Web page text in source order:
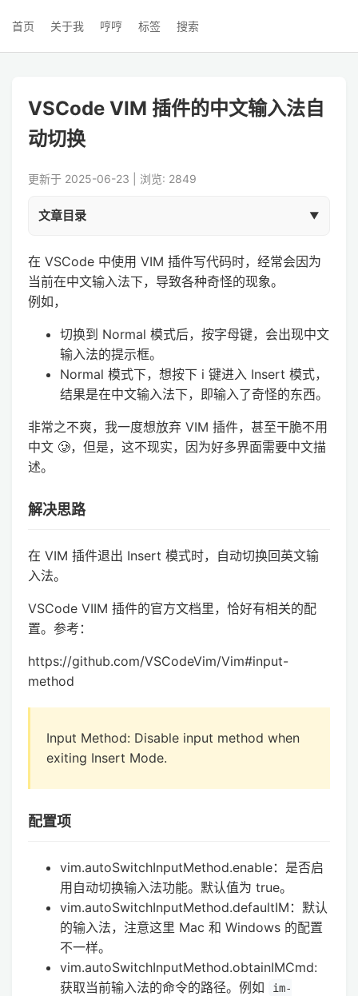
首页 关于我 哼哼 标签 搜索
VSCode VIM 插件的中文输入法自
动切换
更新于 2025-06-23 | 浏览: 2849
文章目录
在 VSCode 中使用 VIM 插件写代码时，经常会因为
当前在中文输入法下，导致各种奇怪的现象。
例如，
切换到 Normal 模式后，按字母键，会出现中文
输入法的提示框。
Normal 模式下，想按下 i 键进入 Insert 模式，
结果是在中文输入法下，即输入了奇怪的东西。
非常之不爽，我一度想放弃 VIM 插件，甚至干脆不用
中文 🥲，但是，这不现实，因为好多界面需要中文描
述。
解决思路
在 VIM 插件退出 Insert 模式时，自动切换回英文输
入法。
VSCode VIIM 插件的官方文档里，恰好有相关的配
置。参考：
https://github.com/VSCodeVim/Vim#input-
method
Input Method: Disable input method when
exiting Insert Mode.
配置项
vim.autoSwitchInputMethod.enable：是否启
用自动切换输入法功能。默认值为 true。
vim.autoSwitchInputMethod.defaultIM：默认
的输入法，注意这里 Mac 和 Windows 的配置
不一样。
vim.autoSwitchInputMethod.obtainIMCmd:
获取当前输入法的命令的路径。例如
im-